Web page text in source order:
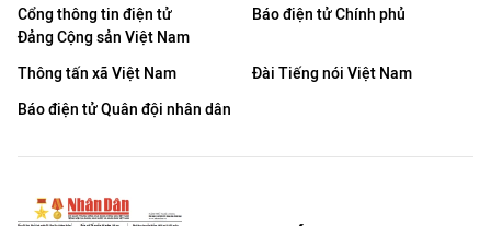
Cổng thông tin điện tử
Đảng Cộng sản Việt Nam
Báo điện tử Chính phủ
Thông tấn xã Việt Nam
Đài Tiếng nói Việt Nam
Báo điện tử Quân đội nhân dân